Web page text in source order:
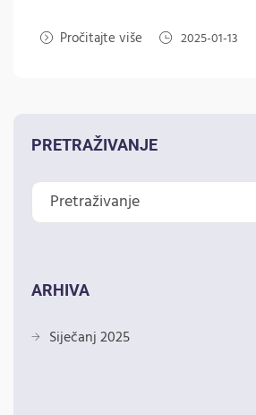
Pročitajte više 2025-01-13
PRETRAŽIVANJE
ARHIVA
Siječanj 2025